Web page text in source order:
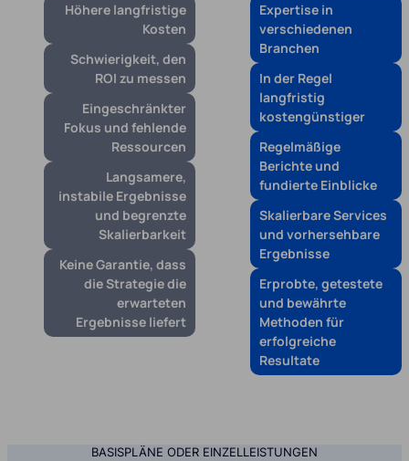
Höhere langfristige
Kosten
Schwierigkeit, den
ROI zu messen
Eingeschränkter
Fokus und fehlende
Ressourcen
Langsamere,
instabile Ergebnisse
und begrenzte
Skalierbarkeit
Keine Garantie, dass
die Strategie die
erwarteten
Ergebnisse liefert
Expertise in
verschiedenen
Branchen
In der Regel
langfristig
kostengünstiger
Regelmäßige
Berichte und
fundierte Einblicke
Skalierbare Services
und vorhersehbare
Ergebnisse
Erprobte, getestete
und bewährte
Methoden für
erfolgreiche
Resultate
BASISPLÄNE ODER EINZELLEISTUNGEN